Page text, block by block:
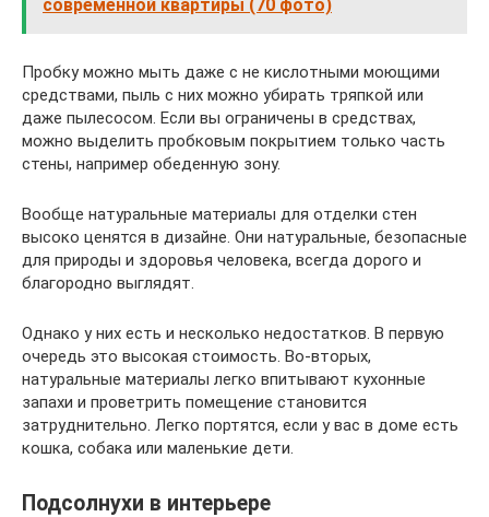
современной квартиры (70 фото)
Пробку можно мыть даже с не кислотными моющими
средствами, пыль с них можно убирать тряпкой или
даже пылесосом. Если вы ограничены в средствах,
можно выделить пробковым покрытием только часть
стены, например обеденную зону.
Вообще натуральные материалы для отделки стен
высоко ценятся в дизайне. Они натуральные, безопасные
для природы и здоровья человека, всегда дорого и
благородно выглядят.
Однако у них есть и несколько недостатков. В первую
очередь это высокая стоимость. Во-вторых,
натуральные материалы легко впитывают кухонные
запахи и проветрить помещение становится
затруднительно. Легко портятся, если у вас в доме есть
кошка, собака или маленькие дети.
Подсолнухи в интерьере